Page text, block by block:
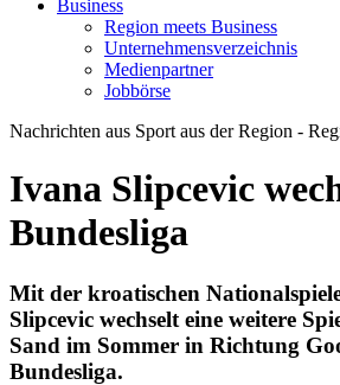
Business
Region meets Business
Unternehmensverzeichnis
Medienpartner
Jobbörse
Nachrichten aus Sport aus der Region -
Ivana Slipcevic
Bundesliga
Mit der kroatischen
Slipcevic wechselt eine weitere
Sand im Sommer in Richtung
Bundesliga.